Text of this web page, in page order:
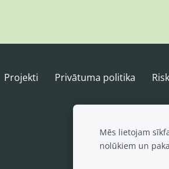
Projekti Privātuma politika
Mēs lietojam
nolūkiem un